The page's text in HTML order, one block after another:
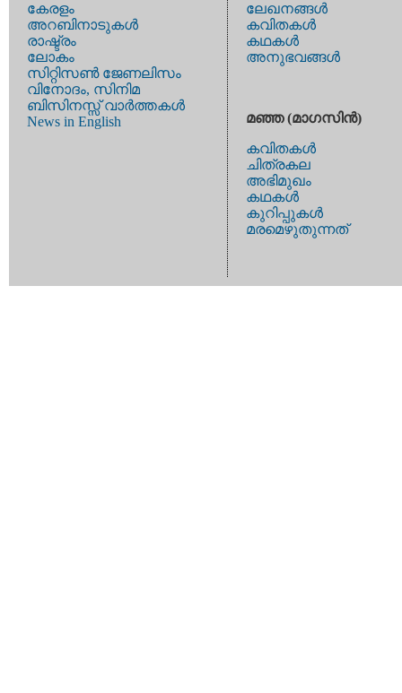
കേരളം
അറബിനാടുകള്‍
രാഷ്ട്രം
ലോകം
സിറ്റിസണ്‍ ജേണലിസം
വിനോദം, സിനിമ
ബിസിനസ്സ് വാര്‍ത്തകള്‍
News in English
ലേഖനങ്ങള്‍
കവിതകള്‍
കഥകള്‍
അനുഭവങ്ങള്‍
മഞ്ഞ (മാഗസിന്‍)
കവിതകള്‍
ചിത്രകല
അഭിമുഖം
കഥകള്‍
കുറിപ്പുകള്‍
മരമെഴുതുന്നത്